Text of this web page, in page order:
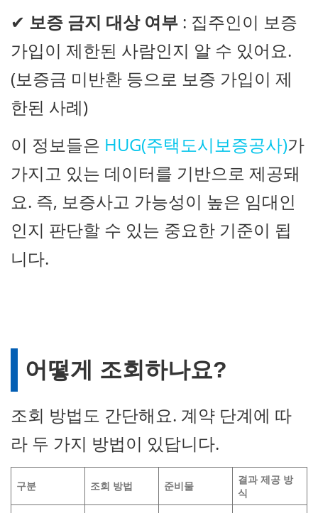
✔ 보증 금지 대상 여부 : 집주인이 보증
가입이 제한된 사람인지 알 수 있어요.
(보증금 미반환 등으로 보증 가입이 제
한된 사례)
이 정보들은 HUG(주택도시보증공사)가
가지고 있는 데이터를 기반으로 제공돼
요. 즉, 보증사고 가능성이 높은 임대인
인지 판단할 수 있는 중요한 기준이 됩
니다.
어떻게 조회하나요?
조회 방법도 간단해요. 계약 단계에 따
라 두 가지 방법이 있답니다.
구분 조회 방법 준비물
결과 제공 방
식